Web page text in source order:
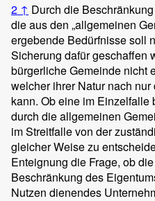
2 ↑ Durch die
die aus den „allgemeinen
ergebende Bedürfnisse soll
Sicherung dafür geschaffen
bürgerliche Gemeinde nicht
welcher ihrer Natur nach
kann. Ob eine im Einzelfalle
durch die allgemeinen
im Streitfalle von der
gleicher Weise zu
Enteignung die Frage, ob
Beschränkung des
Nutzen dienendes